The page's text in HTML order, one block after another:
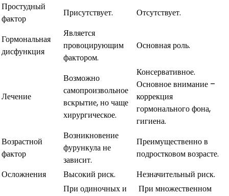
Простудный
фактор
Присутствует. Отсутствует.
Гормональная
дисфункция
Является
провоцирующим
фактором.
Основная роль.
Лечение
Возможно
самопроизвольное
вскрытие, но чаще
хирургическое.
Консервативное.
Основное внимание –
коррекция
гормонального фона,
гигиена.
Возрастной
фактор
Возникновение
фурункула не
зависит.
Преимущественно в
подростковом возрасте.
Осложнения
Высокий риск. Незначительный риск.
При одиночных и
При множественном